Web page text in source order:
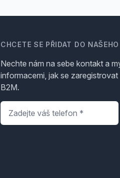
CHCETE SE PŘIDAT DO
Nechte nám na sebe kontakt a
informacemi, jak se
B2M.
Telefon